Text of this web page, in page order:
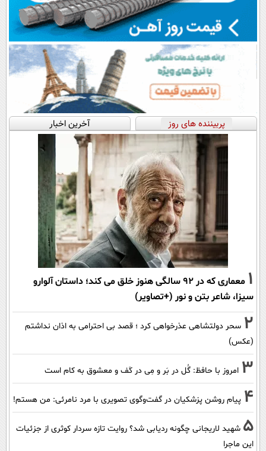
پربیننده های روز آخرین اخبار
1
معماری که در 92 سالگی هنوز خلق می کند؛ داستان آلوارو
سیزا، شاعر بتن و نور (+تصاویر)
2 سحر دولتشاهی عذرخواهی کرد ؛ قصد بی احترامی به اذان نداشتم
(عکس)
3 امروز با حافظ: گُل در بَر و مِی در کَف و معشوق به کام است
4 پیام روشن پزشکیان در گفت‌و‌گوی تصویری با مرد نامرئی: من هستم!
5 شهید لاریجانی چگونه ردیابی شد؟ روایت تازه سردار کوثری از جزئیات
این ماجرا